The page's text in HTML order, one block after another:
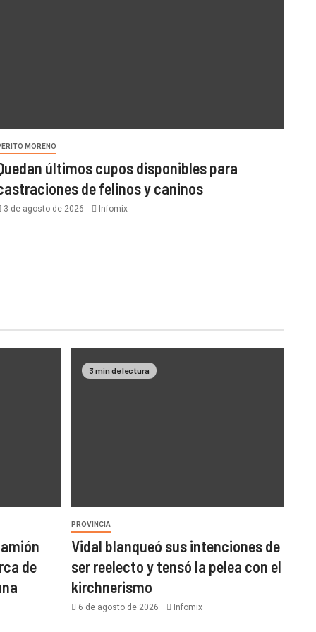
MORENO
últimos cupos disponibles para
de felinos y caninos
3 de agosto de 2026 Infomix
de
3 min de lectura
PROVINCIA
Vidal blanqueó sus intenciones de
ser reelecto y tensó la pelea con el
kirchnerismo
6 de agosto de 2026 Infomix